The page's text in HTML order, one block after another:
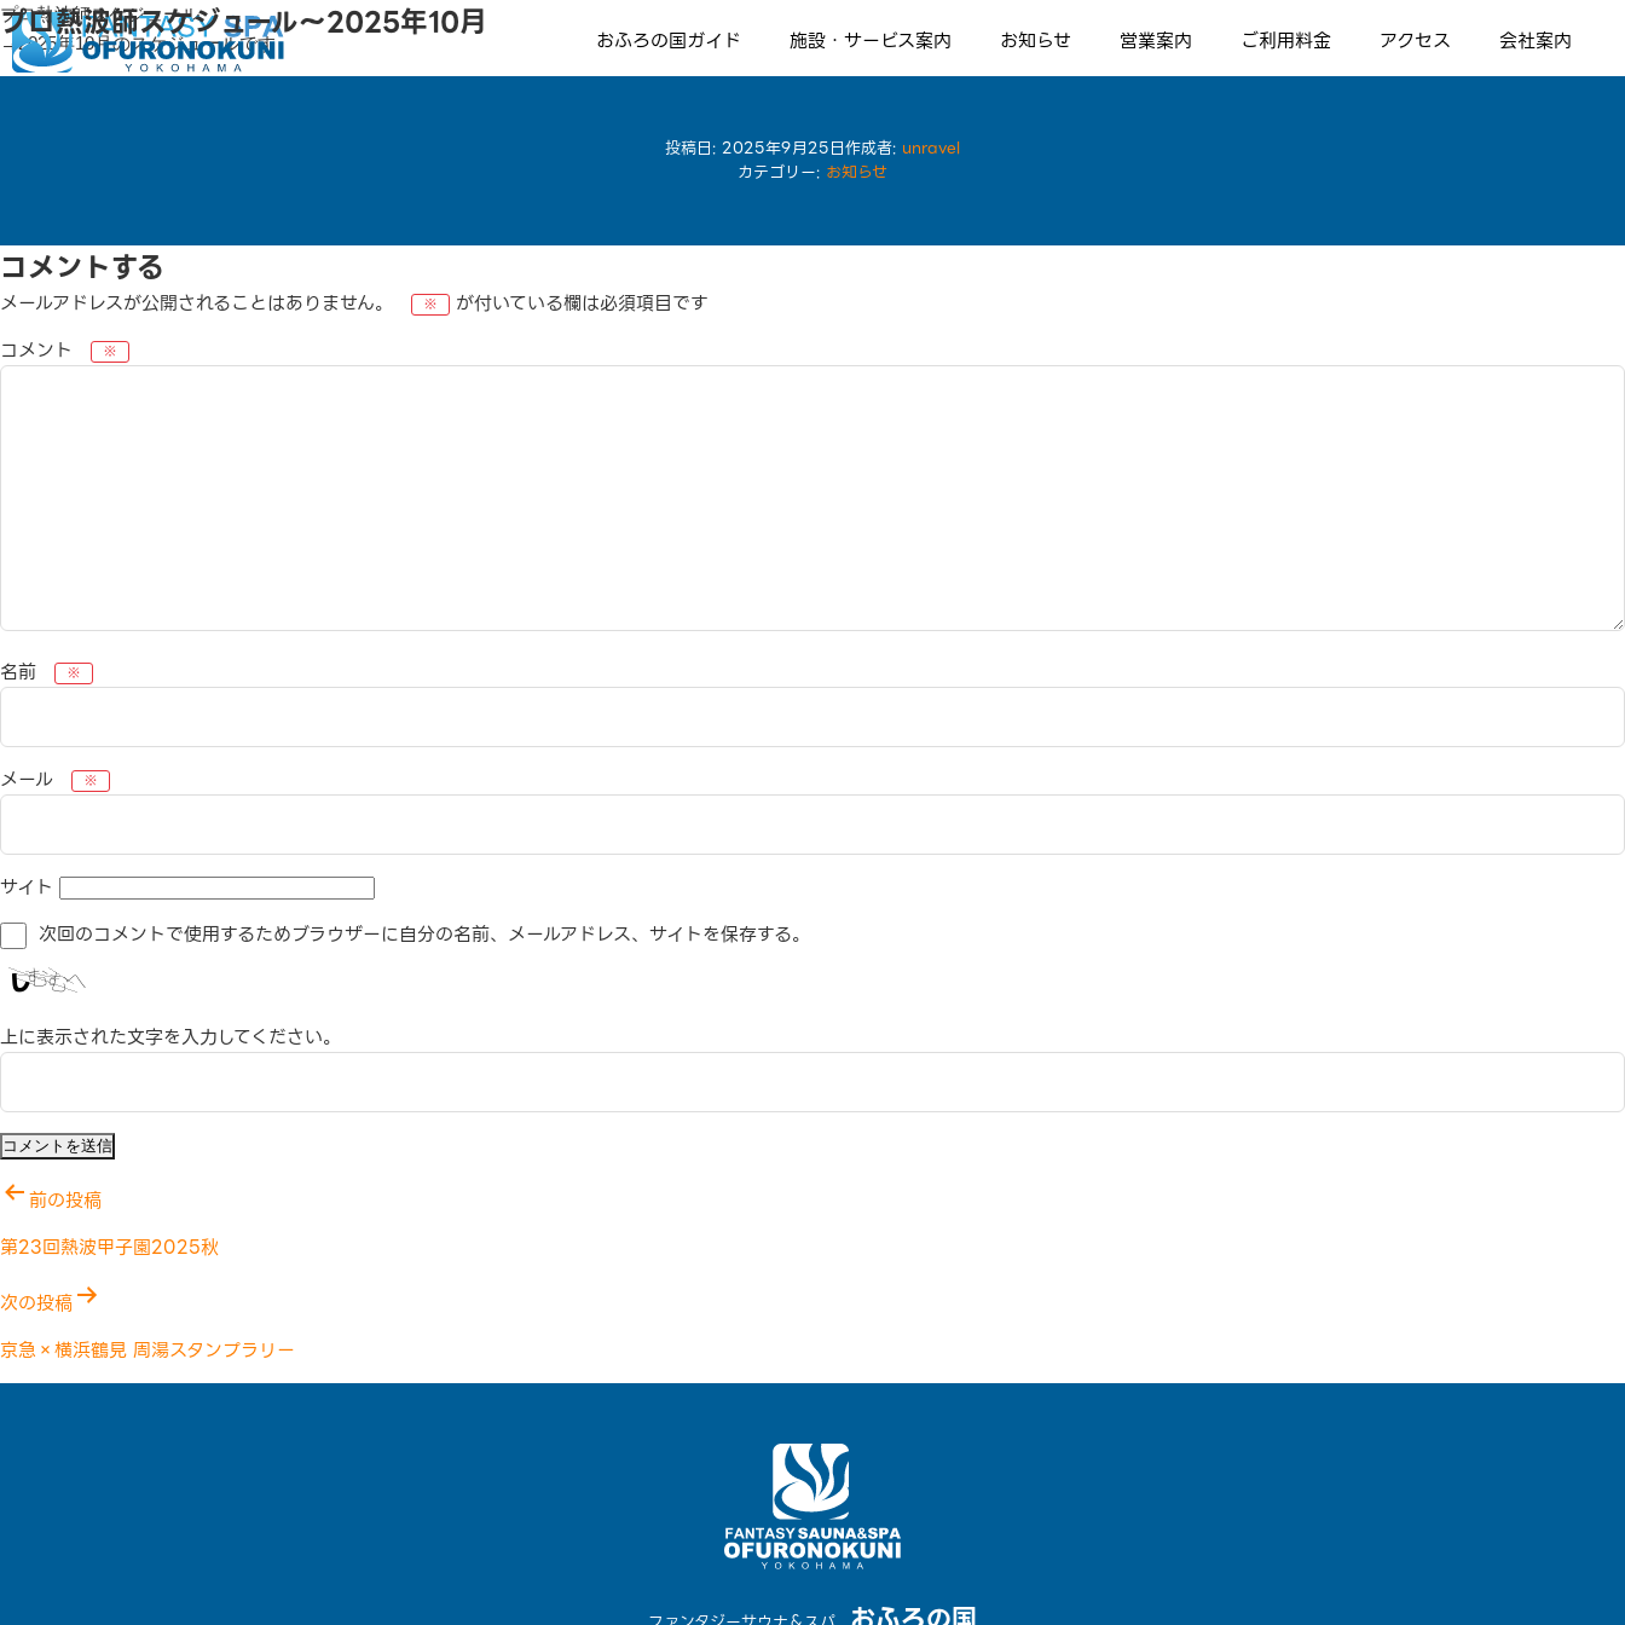
おふろの国ガイド 施設・サービス案内 お知らせ 営業案内 ご利用料金 アクセス 会社案内
プロ熱波師スケジュール〜2025年10月
プロ熱波師スケジュール
→2025年10月のスケジュールです
投稿日: 2025年9月25日作成者: unravel
カテゴリー: お知らせ
コメントする
メールアドレスが公開されることはありません。 ※
が付いている欄は必須項目です
コメント
※
名前 ※
メール ※
サイト
次回のコメントで使用するためブラウザーに自分の名前、メールアドレス、サイトを保存する。
上に表示された文字を入力してください。
投
稿
ナ
ゲ
前の投稿
第23回熱波甲子園2025秋
次の投稿
京急×横浜鶴見 周湯スタンプラリー